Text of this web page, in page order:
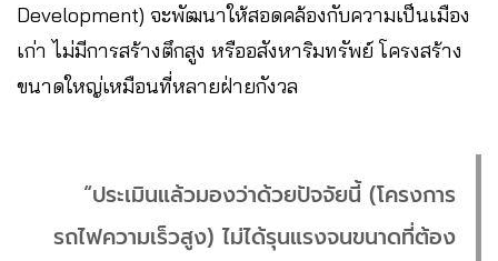
Development) จะพัฒนาให้สอดคล้องกับความเป็นเมือง
เก่า ไม่มีการสร้างตึกสูง หรืออสังหาริมทรัพย์ โครงสร้าง
ขนาดใหญ่เหมือนที่หลายฝ่ายกังวล
“ประเมินแล้วมองว่าด้วยปัจจัยนี้ (โครงการ
รถไฟความเร็วสูง) ไม่ได้รุนแรงจนขนาดที่ต้อง